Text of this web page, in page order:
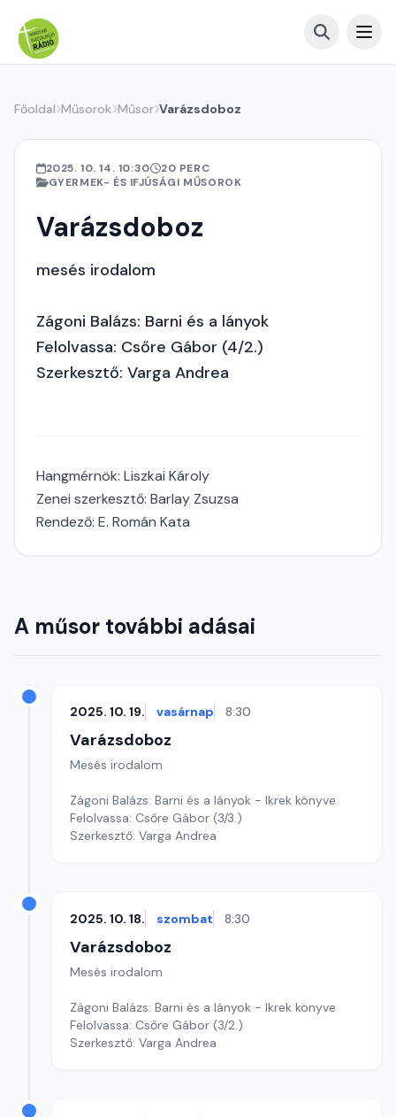
Főoldal Műsorok Műsor Varázsdoboz
2025. 10. 14. 10:30
20 PERC
GYERMEK- ÉS IFJÚSÁGI MŰSOROK
Varázsdoboz
mesés irodalom
Zágoni Balázs: Barni és a lányok
Felolvassa: Csőre Gábor (4/2.)
Szerkesztő: Varga Andrea
Hangmérnök: Liszkai Károly
Zenei szerkesztő: Barlay Zsuzsa
Rendező: E. Román Kata
A műsor további adásai
2025. 10. 19. vasárnap 8:30
Varázsdoboz
Mesés irodalom
Zágoni Balázs: Barni és a lányok - Ikrek könyve
Felolvassa: Csőre Gábor (3/3.)
Szerkesztő: Varga Andrea
2025. 10. 18. szombat 8:30
Varázsdoboz
Mesés irodalom
Zágoni Balázs: Barni és a lányok - Ikrek könyve
Felolvassa: Csőre Gábor (3/2.)
Szerkesztő: Varga Andrea